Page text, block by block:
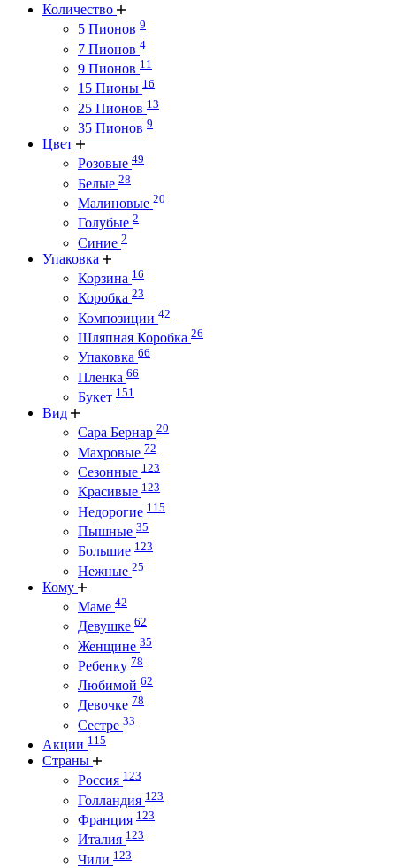
Количество
5 Пионов 9
7 Пионов 4
9 Пионов 11
15 Пионы 16
25 Пионов 13
35 Пионов 9
Цвет
Розовые 49
Белые 28
Малиновые 20
Голубые 2
Синие 2
Упаковка
Корзина 16
Коробка 23
Композиции 42
Шляпная Коробка 26
Упаковка 66
Пленка 66
Букет 151
Вид
Сара Бернар 20
Махровые 72
Сезонные 123
Красивые 123
Недорогие 115
Пышные 35
Большие 123
Нежные 25
Кому
Маме 42
Девушке 62
Женщине 35
Ребенку 78
Любимой 62
Девочке 78
Сестре 33
Акции 115
Страны
Россия 123
Голландия 123
Франция 123
Италия 123
Чили 123